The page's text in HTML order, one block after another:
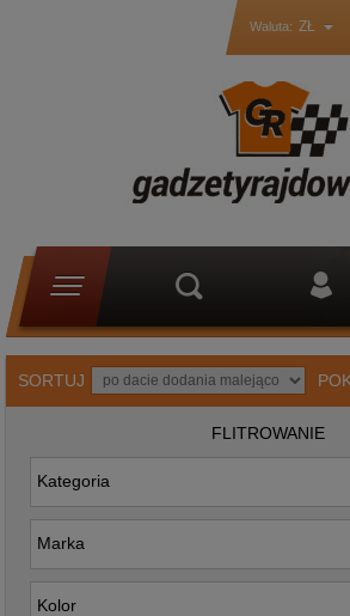
Waluta: ZŁ
SORTUJ
FLITROWANIE
Kategoria
Marka
Kolor